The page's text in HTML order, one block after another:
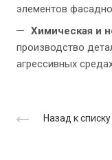
элементов
Химическая и
производство
агрессивных
Назад к списку